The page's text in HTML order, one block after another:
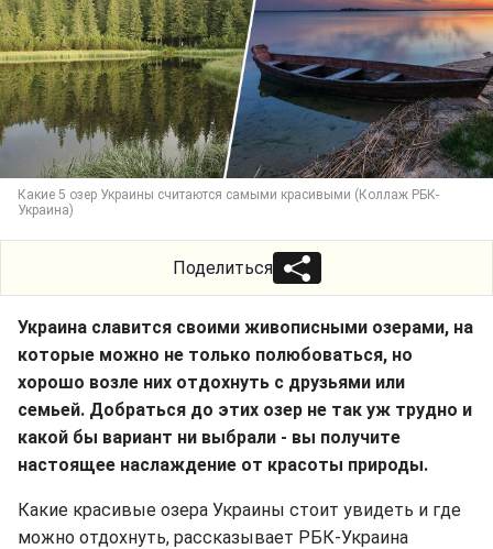
Какие 5 озер Украины считаются самыми красивыми (Коллаж РБК-
Украина)
Поделиться
Украина славится своими живописными озерами, на
которые можно не только полюбоваться, но
хорошо возле них отдохнуть с друзьями или
семьей. Добраться до этих озер не так уж трудно и
какой бы вариант ни выбрали - вы получите
настоящее наслаждение от красоты природы.
Какие красивые озера Украины стоит увидеть и где
можно отдохнуть, рассказывает РБК-Украина